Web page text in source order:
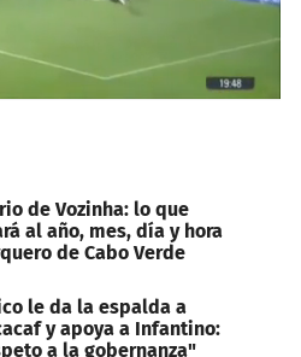
de Vozinha: lo que
al año, mes, día y hora
de Cabo Verde
le da la espalda a
y apoya a Infantino:
a la gobernanza"